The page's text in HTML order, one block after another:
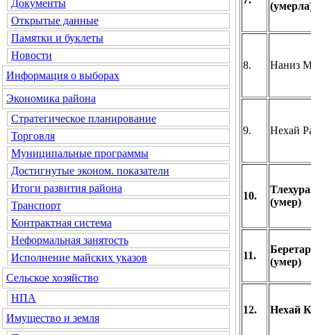
Документы
Открытые данные
Памятки и буклеты
Новости
Информация о выборах
Экономика района
Стратегическое планирование
Торговля
Муниципальные программы
Достигнутые эконом. показатели
Итоги развития района
Транспорт
Контрактная система
Неформальная занятость
Исполнение майских указов
Сельское хозяйство
НПА
Имущество и земля
8. Наниз
9. Нехай
10.
(умер)
11.
(умер)
12. Нехай